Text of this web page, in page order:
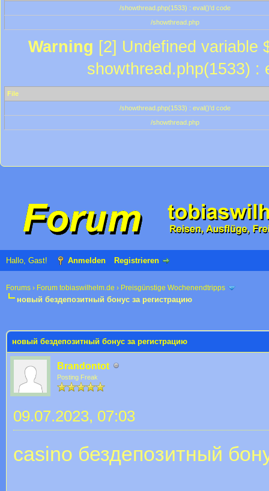
/showthread.php(1533) : eval()'d code
/showthread.php
Warning [2] Undefined variable
showthread.php(1533) :
File
/showthread.php(1533) : eval()'d code
/showthread.php
Hallo, Gast! Anmelden Registrieren
Forums › Forum tobiaswilhelm.de › Preisgünstige Wochenendtripps
новый бездепозитный бонус за регистрацию
новый бездепозитный бонус за регистрацию
Brandontot
Posting Freak
09.07.2023, 07:03
casino бездепозитный